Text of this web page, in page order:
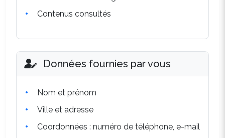
Contenus consultés
Données fournies par vous
Nom et prénom
Ville et adresse
Coordonnées : numéro de téléphone, e-mail